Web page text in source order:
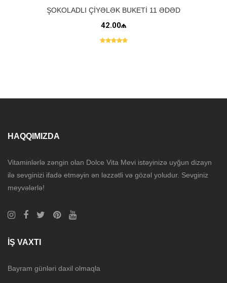
ŞOKOLADLI ÇIYƏLƏK BUKETI 11 ƏDƏD
42.00₼
HAQQIMIZDA
Vitaminlərlə zəngin olan Dolce Vita Mevi istəyinizə uyğun dizayn
ilə sevginizi ifadə etməyin ən ləzzətli və gözəl yoludur. Sevginiz
meyvələrlə!
İŞ VAXTI
Bayram günləri daxil olmaqla